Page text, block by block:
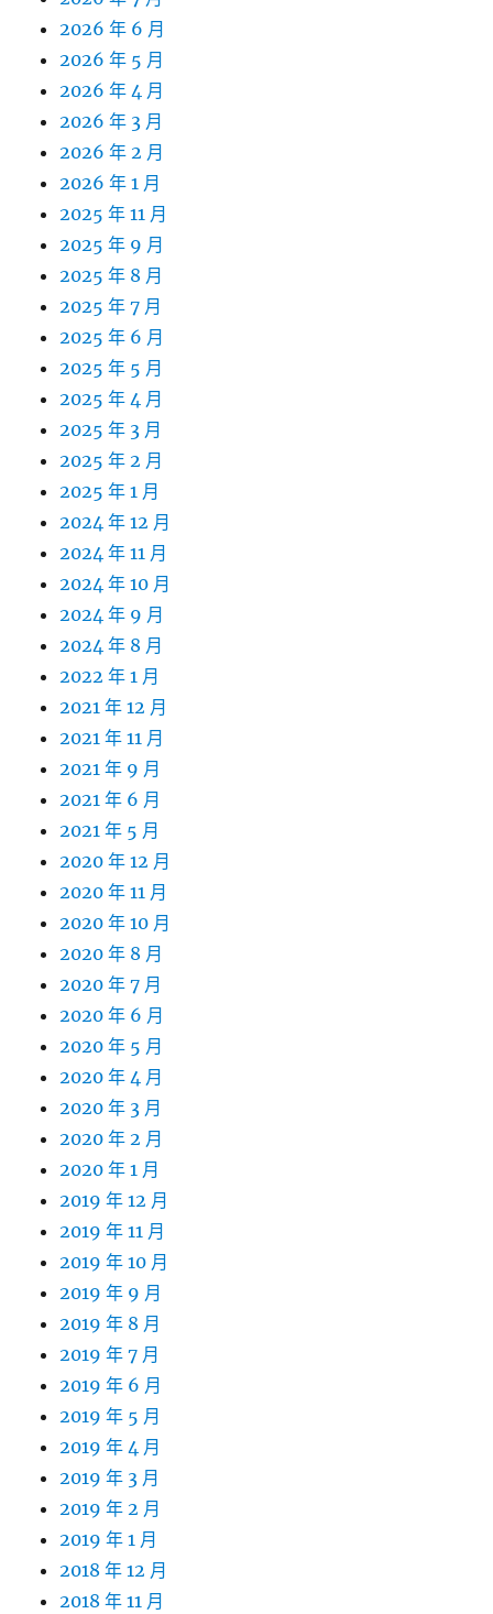
2026 年 6 月
2026 年 5 月
2026 年 4 月
2026 年 3 月
2026 年 2 月
2026 年 1 月
2025 年 11 月
2025 年 9 月
2025 年 8 月
2025 年 7 月
2025 年 6 月
2025 年 5 月
2025 年 4 月
2025 年 3 月
2025 年 2 月
2025 年 1 月
2024 年 12 月
2024 年 11 月
2024 年 10 月
2024 年 9 月
2024 年 8 月
2022 年 1 月
2021 年 12 月
2021 年 11 月
2021 年 9 月
2021 年 6 月
2021 年 5 月
2020 年 12 月
2020 年 11 月
2020 年 10 月
2020 年 8 月
2020 年 7 月
2020 年 6 月
2020 年 5 月
2020 年 4 月
2020 年 3 月
2020 年 2 月
2020 年 1 月
2019 年 12 月
2019 年 11 月
2019 年 10 月
2019 年 9 月
2019 年 8 月
2019 年 7 月
2019 年 6 月
2019 年 5 月
2019 年 4 月
2019 年 3 月
2019 年 2 月
2019 年 1 月
2018 年 12 月
2018 年 11 月